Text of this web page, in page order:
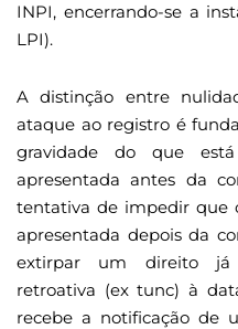
INPI, encerrando-se a
LPI).
A distinção entre
ataque ao registro é
gravidade do que
apresentada antes da
tentativa de impedir que
apresentada depois da
extirpar um direito já
retroativa (ex tunc) à
recebe a notificação de